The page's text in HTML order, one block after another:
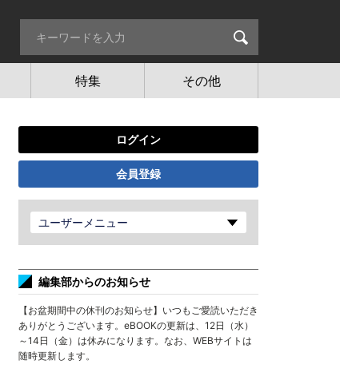
特集 その他
ログイン
会員登録
ユーザーメニュー
編集部からのお知らせ
【お盆期間中の休刊のお知らせ】いつもご愛読いただき
ありがとうございます。eBOOKの更新は、12日（水）
～14日（金）は休みになります。なお、WEBサイトは
随時更新します。